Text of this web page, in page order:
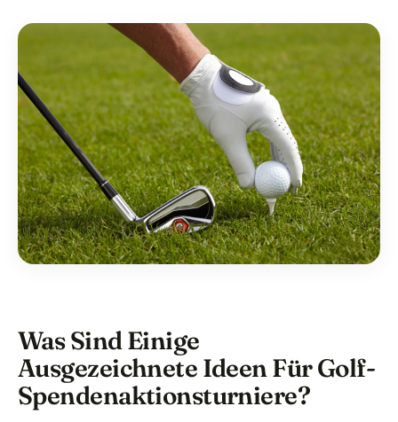
Was Sind Einige
Ausgezeichnete Ideen Für Golf-
Spendenaktionsturniere?